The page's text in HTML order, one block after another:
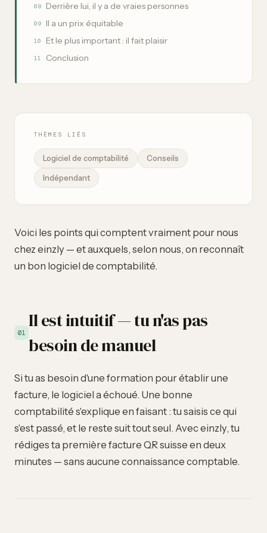
08 Derrière lui, il y a de vraies personnes
09 Il a un prix équitable
10 Et le plus important : il fait plaisir
11 Conclusion
THÈMES LIÉS
Logiciel de comptabilité Conseils
Indépendant
Voici les points qui comptent vraiment pour nous
chez einzly — et auxquels, selon nous, on reconnaît
un bon logiciel de comptabilité.
01
Il est intuitif — tu n'as pas
besoin de manuel
Si tu as besoin d'une formation pour établir une
facture, le logiciel a échoué. Une bonne
comptabilité s'explique en faisant : tu saisis ce qui
s'est passé, et le reste suit tout seul. Avec einzly, tu
rédiges ta première facture QR suisse en deux
minutes — sans aucune connaissance comptable.